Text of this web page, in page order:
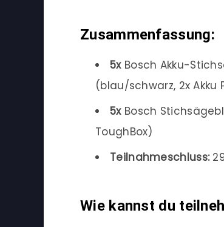
Zusammenfassung:
5xBosch Akku-
(blau/schwarz, 2x Akku
5xBosch
ToughBox)
Teilnahmeschluss:
Wie kannst du